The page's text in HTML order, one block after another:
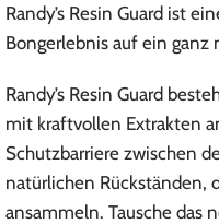
Randy’s Resin Guard ist
Bongerlebnis auf ein ganz
Randy’s Resin Guard
mit kraftvollen Extrakten
Schutzbarriere zwischen
natürlichen Rückständen,
ansammeln. Tausche das